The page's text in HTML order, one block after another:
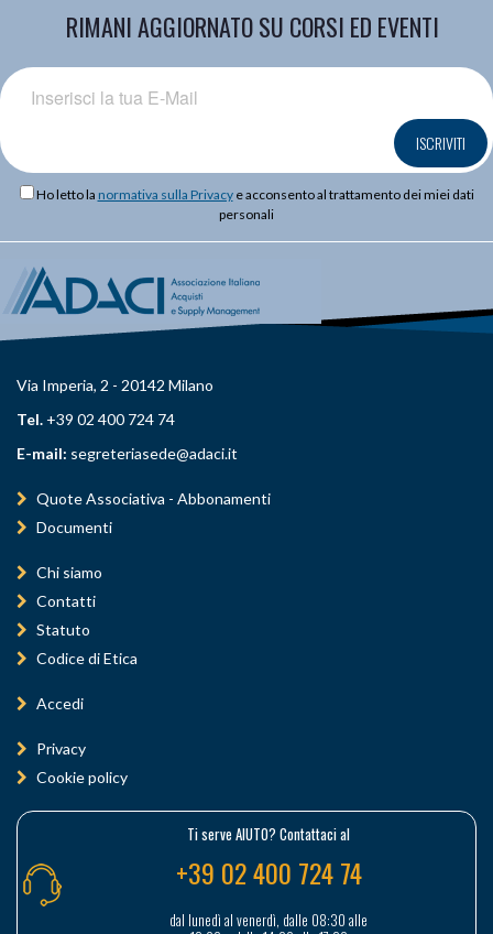
RIMANI AGGIORNATO SU CORSI ED EVENTI
ISCRIVITI
Ho letto la normativa sulla Privacye acconsento al trattamento dei miei dati
personali
Via Imperia, 2 - 20142 Milano
Tel. +39 02 400 724 74
E-mail: segreteriasede@adaci.it
Quote Associativa - Abbonamenti
Documenti
Chi siamo
Contatti
Statuto
Codice di Etica
Accedi
Privacy
Cookie policy
Ti serve AIUTO? Contattaci al
+39 02 400 724 74
dal lunedì al venerdì, dalle 08:30 alle